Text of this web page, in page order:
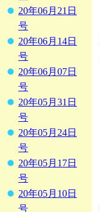
20年06月21日
号
20年06月14日
号
20年06月07日
号
20年05月31日
号
20年05月24日
号
20年05月17日
号
20年05月10日
号